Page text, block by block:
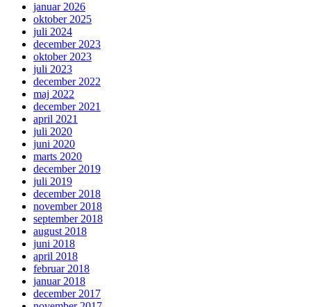
januar 2026
oktober 2025
juli 2024
december 2023
oktober 2023
juli 2023
december 2022
maj 2022
december 2021
april 2021
juli 2020
juni 2020
marts 2020
december 2019
juli 2019
december 2018
november 2018
september 2018
august 2018
juni 2018
april 2018
februar 2018
januar 2018
december 2017